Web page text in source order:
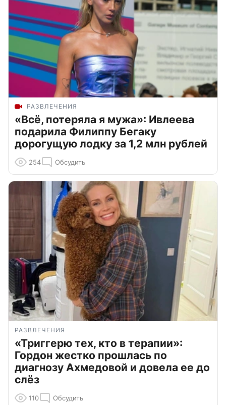
РАЗВЛЕЧЕНИЯ
«Всё, потеряла я мужа»: Ивлеева
подарила Филиппу Бегаку
дорогущую лодку за 1,2 млн рублей
254 Обсудить
РАЗВЛЕЧЕНИЯ
«Триггерю тех, кто в терапии»:
Гордон жестко прошлась по
диагнозу Ахмедовой и довела ее до
слёз
110 Обсудить